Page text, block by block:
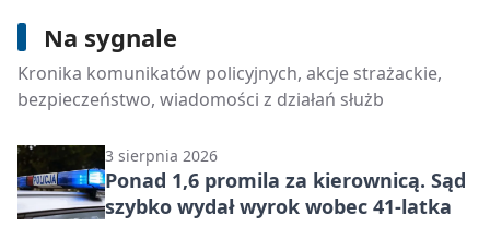
Na sygnale
Kronika komunikatów policyjnych, akcje strażackie,
bezpieczeństwo, wiadomości z działań służb
4 sierpnia 2026
Trzy pociski z II wojny światowej
znaleziono w Białej. Wezwano saperów
3 sierpnia 2026
Ponad 1,6 promila za kierownicą. Sąd
szybko wydał wyrok wobec 41-latka